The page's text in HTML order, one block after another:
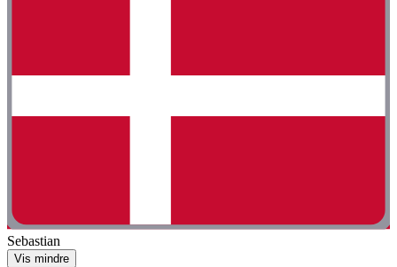
Sebastian
Vis mindre